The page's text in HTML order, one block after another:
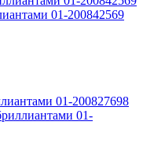
01-200842569
01-